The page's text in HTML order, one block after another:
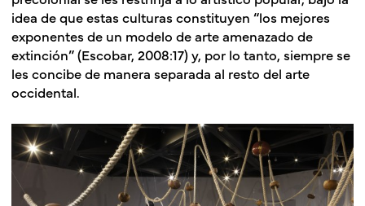
idea de que estas culturas constituyen “los mejores
exponentes de un modelo de arte amenazado de
extinción” (Escobar, 2008:17) y, por lo tanto, siempre se
les concibe de manera separada al resto del arte
occidental.